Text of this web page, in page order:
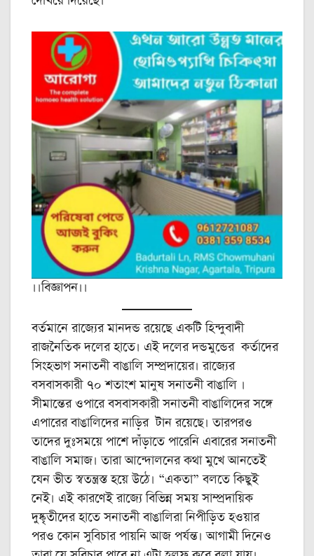
।।বিজ্ঞাপন।।
বর্তমানে রাজ্যের মানদন্ড রয়েছে একটি হিন্দুবাদী
রাজনৈতিক দলের হাতে। এই দলের দন্ডমুন্ডের কর্তাদের
সিংহভাগ সনাতনী বাঙালি সম্প্রদায়ের। রাজ্যের
বসবাসকারী ৭০ শতাংশ মানুষ সনাতনী বাঙালি ।
সীমান্তের ওপারে বসবাসকারী সনাতনী বাঙালিদের সঙ্গে
এপারের বাঙালিদের নাড়ির টান রয়েছে। তারপরও
তাদের দুঃসময়ে পাশে দাঁড়াতে পারেনি এবারের সনাতনী
বাঙালি সমাজ। তারা আন্দোলনের কথা মুখে আনতেই
যেন ভীত স্বতন্ত্রস্ত হয়ে উঠে। “একতা” বলতে কিছুই
নেই। এই কারণেই রাজ্যে বিভিন্ন সময় সাম্প্রদায়িক
দুষ্কৃতীদের হাতে সনাতনী বাঙালিরা নিপীড়িত হওয়ার
পরও কোন সুবিচার পায়নি আজ পর্যন্ত। আগামী দিনেও